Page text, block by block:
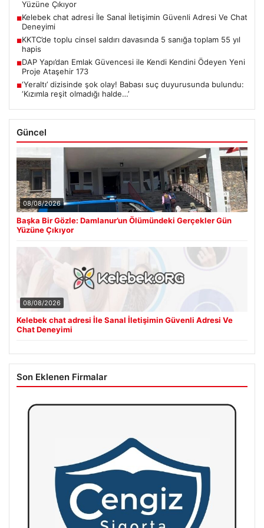
Yüzüne Çıkıyor
■Kelebek chat adresi İle Sanal İletişimin Güvenli Adresi Ve Chat
Deneyimi
■KKTC’de toplu cinsel saldırı davasında 5 sanığa toplam 55 yıl
hapis
■DAP Yapı’dan Emlak Güvencesi ile Kendi Kendini Ödeyen Yeni
Proje Ataşehir 173
■‘Yeraltı’ dizisinde şok olay! Babası suç duyurusunda bulundu:
‘Kızımla reşit olmadığı halde…’
Güncel
08/08/2026
Başka Bir Gözle: Damlanur’un Ölümündeki Gerçekler Gün
Yüzüne Çıkıyor
08/08/2026
Kelebek chat adresi İle Sanal İletişimin Güvenli Adresi Ve
Chat Deneyimi
Son Eklenen Firmalar